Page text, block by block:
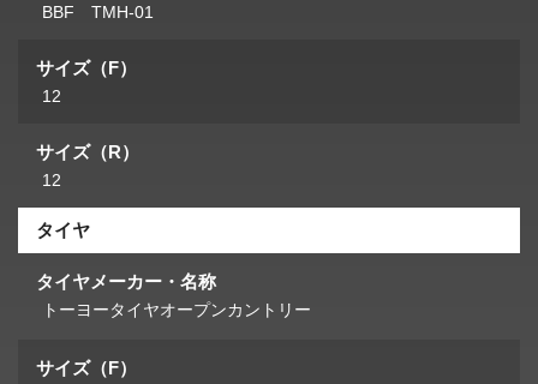
BBF TMH-01
サイズ（F）
12
サイズ（R）
12
タイヤ
タイヤメーカー・名称
トーヨータイヤオープンカントリー
サイズ（F）